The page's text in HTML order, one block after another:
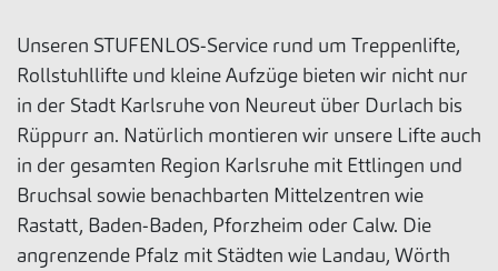
Unseren STUFENLOS-Service rund um Treppenlifte,
Rollstuhllifte und kleine Aufzüge bieten wir nicht nur
in der Stadt Karlsruhe von Neureut über Durlach bis
Rüppurr an. Natürlich montieren wir unsere Lifte auch
in der gesamten Region Karlsruhe mit Ettlingen und
Bruchsal sowie benachbarten Mittelzentren wie
Rastatt, Baden-Baden, Pforzheim oder Calw. Die
angrenzende Pfalz mit Städten wie Landau, Wörth